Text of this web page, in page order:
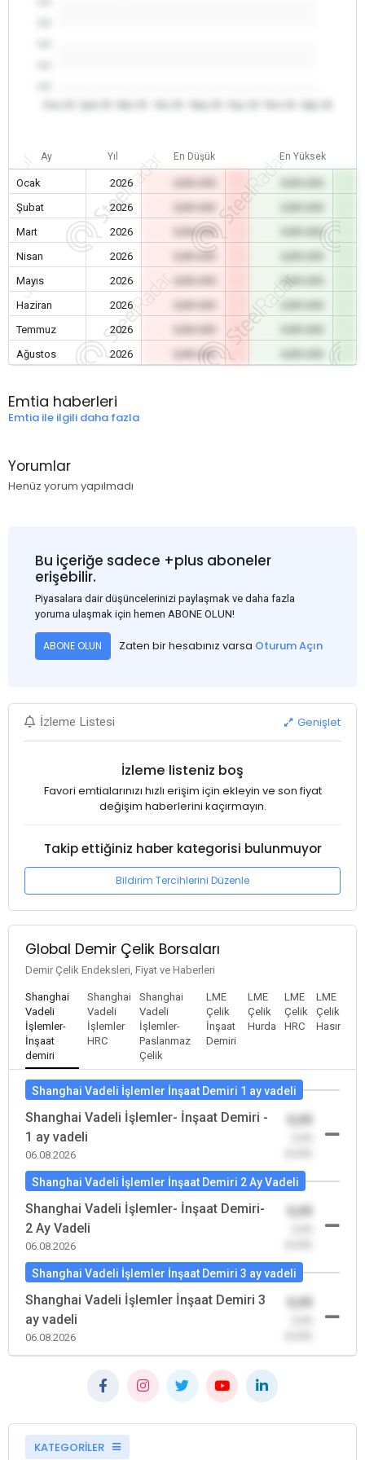
Ay Yıl En Düşük En Yüksek
Ocak 2026
Şubat
2026
Mart
2026 0,00 USD
0,00 USD
Nisan
2026
Mayıs
2026
0,00 USD
Haziran
2026
Temmuz
2026
Ağustos
2026 0,00 USD
Emtia haberleri
Emtia ile ilgili daha fazla
Yorumlar
Henüz yorum yapılmadı
Bu içeriğe sadece +plus aboneler
erişebilir.
Piyasalara dair düşüncelerinizi paylaşmak ve daha fazla
yoruma ulaşmak için hemen ABONE OLUN!
ABONE OLUN Zaten bir hesabınız varsa Oturum Açın
İzleme Listesi Genişlet
İzleme listeniz boş
Favori emtialarınızı hızlı erişim için ekleyin ve son fiyat
değişim haberlerini kaçırmayın.
Takip ettiğiniz haber kategorisi bulunmuyor
Bildirim Tercihlerini Düzenle
Global Demir Çelik Borsaları
Demir Çelik Endeksleri, Fiyat ve Haberleri
Shanghai
Vadeli
İşlemler-
İnşaat
demiri
Shanghai
Vadeli
İşlemler
HRC
Shanghai
Vadeli
İşlemler-
Paslanmaz
Çelik
LME
Çelik
İnşaat
Demiri
LME
Çelik
Hurda
LME
Çelik
HRC
LME
Çelik
Hasır
Shanghai Vadeli İşlemler İnşaat Demiri 1 ay vadeli
Shanghai Vadeli İşlemler- İnşaat Demiri -
1 ay vadeli
06.08.2026
0,00
Shanghai Vadeli İşlemler İnşaat Demiri 2 Ay Vadeli
Shanghai Vadeli İşlemler- İnşaat Demiri-
2 Ay Vadeli
06.08.2026
0,00
Shanghai Vadeli İşlemler İnşaat Demiri 3 ay vadeli
Shanghai Vadeli İşlemler İnşaat Demiri 3
ay vadeli
06.08.2026
0,00
KATEGORİLER